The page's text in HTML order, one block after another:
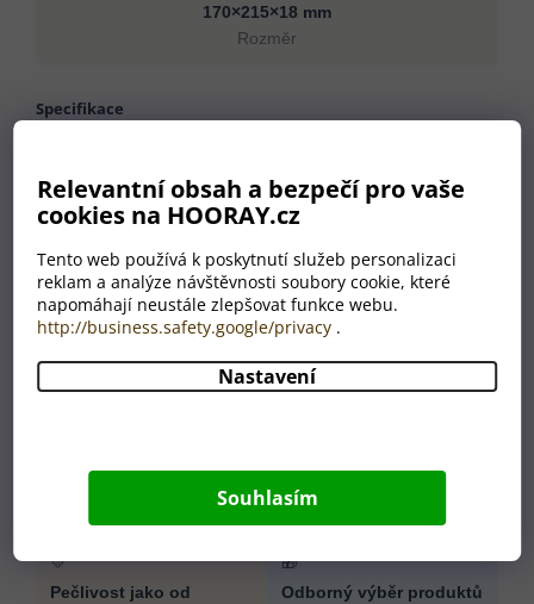
Relevantní obsah a bezpečí pro vaše
cookies na HOORAY.cz
Tento web používá k poskytnutí služeb personalizaci
reklam a analýze návštěvnosti soubory cookie, které
napomáhají neustále zlepšovat funkce webu.
http://business.safety.google/privacy .
Nastavení
Souhlasím
170×215×18 mm
Rozměr
Specifikace
Rozměr
170×215×18 mm
Typ pera
Kuličkové pero
Barva náplně
Černá
Rozměr náplně
1 mm
Materiál 2 váha
70 g/m2
Hmotnost
280 g
přírodní
Proč nakoupit u HOORAY?
💛
Pečlivost jako od
🎁
Odborný výběr produktů